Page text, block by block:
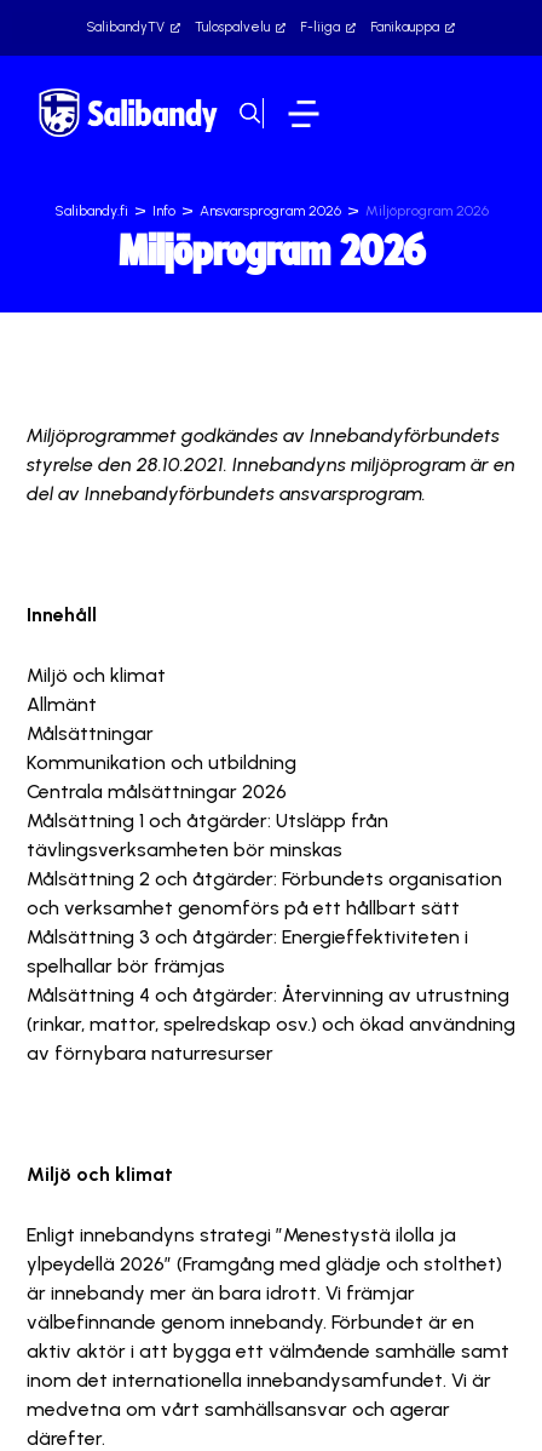
SalibandyTV Tulospalvelu F-liiga Fanikauppa
Salibandy.fi > Info > Ansvarsprogram 2026 > Miljöprogram 2026
Miljöprogram 2026
Miljöprogrammet godkändes av Innebandyförbundets
styrelse den 28.10.2021. Innebandyns miljöprogram är en
del av Innebandyförbundets ansvarsprogram.
Innehåll
Miljö och klimat
Allmänt
Målsättningar
Kommunikation och utbildning
Centrala målsättningar 2026
Målsättning 1 och åtgärder: Utsläpp från
tävlingsverksamheten bör minskas
Målsättning 2 och åtgärder: Förbundets organisation
och verksamhet genomförs på ett hållbart sätt
Målsättning 3 och åtgärder: Energieffektiviteten i
spelhallar bör främjas
Målsättning 4 och åtgärder: Återvinning av utrustning
(rinkar, mattor, spelredskap osv.) och ökad användning
av förnybara naturresurser
Miljö och klimat
Enligt innebandyns strategi ”Menestystä ilolla ja
ylpeydellä 2026” (Framgång med glädje och stolthet)
är innebandy mer än bara idrott. Vi främjar
välbefinnande genom innebandy. Förbundet är en
aktiv aktör i att bygga ett välmående samhälle samt
inom det internationella innebandysamfundet. Vi är
medvetna om vårt samhällsansvar och agerar
därefter.